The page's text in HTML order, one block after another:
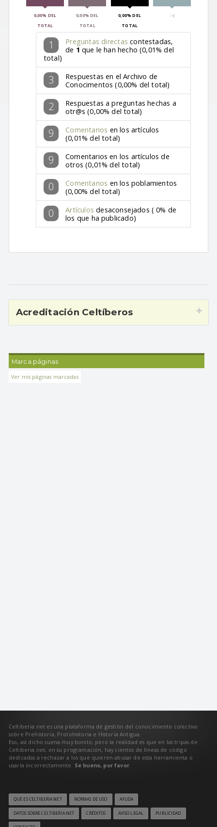
0,00% DEL
TOTAL
0,00% DEL
TOTAL
0,00% DEL
TOTAL
:-(
1 Preguntas directas contestadas,
de 1 que le han hecho (0,01% del
total)
3
Respuestas en el Archivo de
Conocimentos (0,00% del total)
2
Respuestas a preguntas hechas a
otr@s (0,00% del total)
9 Comentarios en los artículos
(0,01% del total)
9
Comentarios en los artículos de
otros (0,01% del total)
0 Comentarios en los poblamientos
(0,00% del total)
0 Artículos desaconsejados ( 0% de
los que ha publicado)
Acreditación Celtíberos
Marca páginas
Ver mis páginas marcadas
Celtiberia.net es una plataforma de gestión del conocimiento colectivo
sobre Prehistoria, Protohistoria e Historia Antigua.
Eso, así dicho suena muy bonito, pero la realidad es que en las tripas de
Celtiberia.net, en su programación, hay cientos de líneas de código
dedicadas a rechazar a los que quieren abusar de esta herramienta o
usarla incorrectamente. Se bueno, por favor.
QUÉ ES CELTIBERIA.NET NORMAS DE USO AYUDA
DATOS SOBRE CELTIBERIA.NET CRÉDITOS AVISO LEGAL PUBLICIDAD